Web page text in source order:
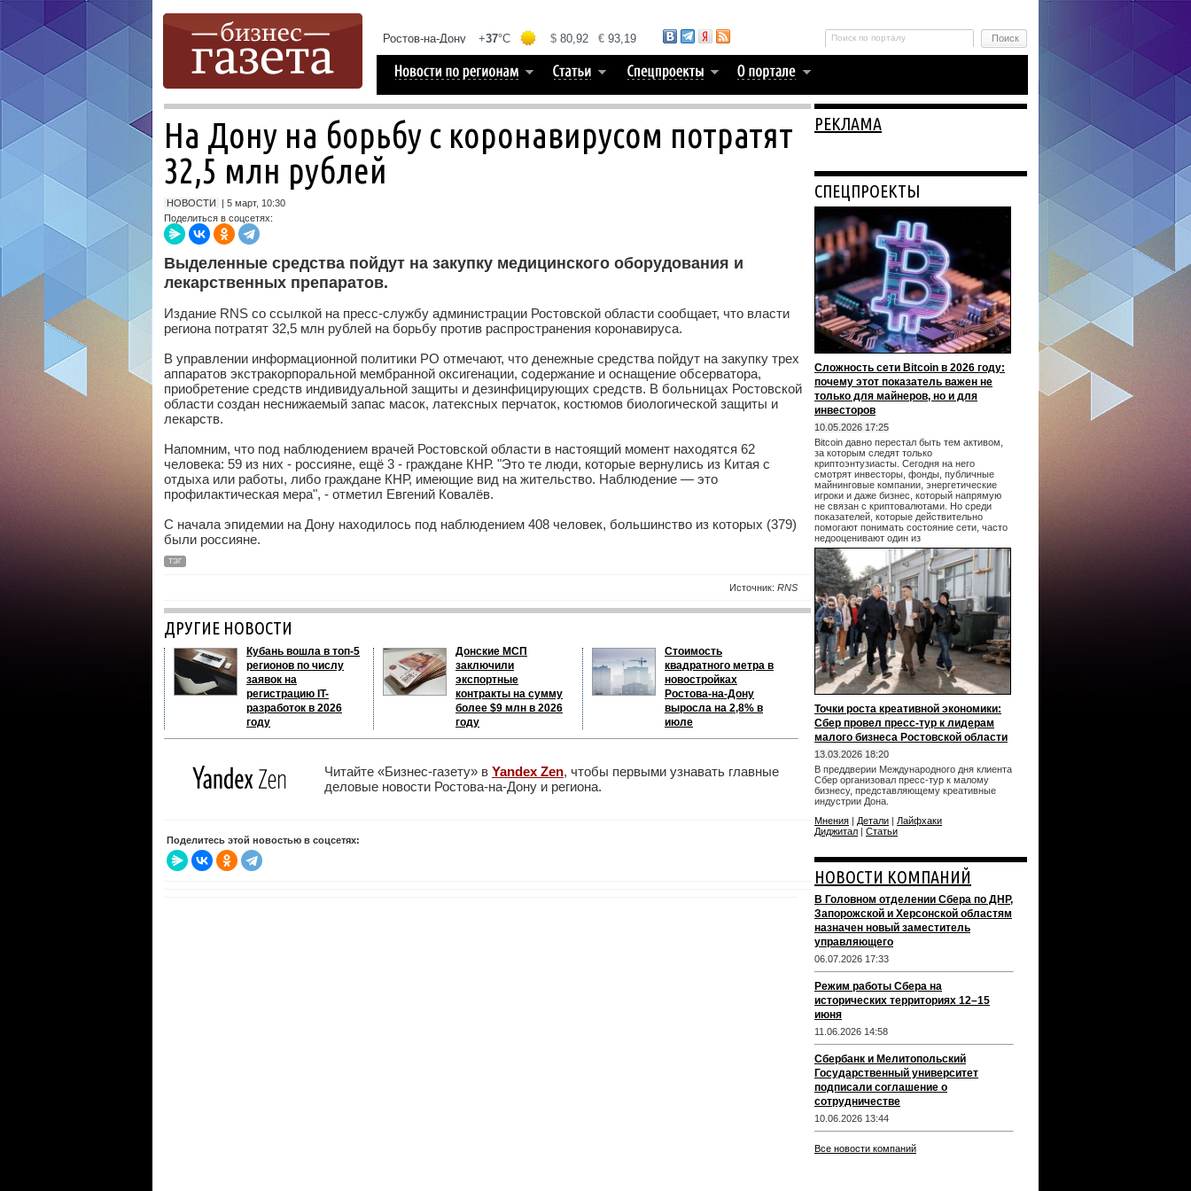
На Дону на борьбу с коронавирусом потратят
32,5 млн рублей
НОВОСТИ
| 5 март, 10:30
Поделиться в соцсетях:
Выделенные средства пойдут на закупку медицинского оборудования и
лекарственных препаратов.
Издание RNS со ссылкой на пресс-службу администрации Ростовской области сообщает, что власти
региона потратят 32,5 млн рублей на борьбу против распространения коронавируса.
В управлении информационной политики РО отмечают, что денежные средства пойдут на закупку трех
аппаратов экстракорпоральной мембранной оксигенации, содержание и оснащение обсерватора,
приобретение средств индивидуальной защиты и дезинфицирующих средств. В больницах Ростовской
области создан неснижаемый запас масок, латексных перчаток, костюмов биологической защиты и
лекарств.
Напомним, что под наблюдением врачей Ростовской области в настоящий момент находятся 62
человека: 59 из них - россияне, ещё 3 - граждане КНР. "Это те люди, которые вернулись из Китая с
отдыха или работы, либо граждане КНР, имеющие вид на жительство. Наблюдение — это
профилактическая мера", - отметил Евгений Ковалёв.
С начала эпидемии на Дону находилось под наблюдением 408 человек, большинство из которых (379)
были россияне.
ТЭГ
Источник: RNS
ДРУГИЕ НОВОСТИ
Кубань вошла в топ-5
регионов по числу
заявок на
регистрацию IT-
разработок в 2026
году
Донские МСП
заключили
экспортные
контракты на сумму
более $9 млн в 2026
году
Стоимость
квадратного метра в
новостройках
Ростова-на-Дону
выросла на 2,8% в
июле
Читайте «Бизнес-газету» в Yandex Zen, чтобы первыми узнавать главные
деловые новости Ростова-на-Дону и региона.
Поделитесь этой новостью в соцсетях:
РЕКЛАМА
СПЕЦПРОЕКТЫ
Сложность сети Bitcoin в 2026 году:
почему этот показатель важен не
только для майнеров, но и для
инвесторов
10.05.2026 17:25
Bitcoin давно перестал быть тем активом,
за которым следят только
криптоэнтузиасты. Сегодня на него
смотрят инвесторы, фонды, публичные
майнинговые компании, энергетические
игроки и даже бизнес, который напрямую
не связан с криптовалютами. Но среди
показателей, которые действительно
помогают понимать состояние сети, часто
недооценивают один из
Точки роста креативной экономики:
Сбер провел пресс-тур к лидерам
малого бизнеса Ростовской области
13.03.2026 18:20
В преддверии Международного дня клиента
Сбер организовал пресс-тур к малому
бизнесу, представляющему креативные
индустрии Дона.
Мнения | Детали | Лайфхаки
Диджитал | Статьи
НОВОСТИ КОМПАНИЙ
В Головном отделении Сбера по ДНР,
Запорожской и Херсонской областям
назначен новый заместитель
управляющего
06.07.2026 17:33
Режим работы Сбера на
исторических территориях 12–15
июня
11.06.2026 14:58
Сбербанк и Мелитопольский
Государственный университет
подписали соглашение о
сотрудничестве
10.06.2026 13:44
Все новости компаний